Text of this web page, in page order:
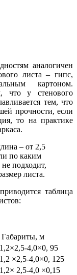
аналогичен
листа – гипс,
картоном.
что у стенового
тем, что
прочности, если
то на практике
– от 2,5
по каким
подходит,
листа.
таблица
Габариты, м
1,2×2,5-4,0×0, 95
1,2 ×2,5-4,0×0, 125
1,2× 2,5-4,0 ×0,15